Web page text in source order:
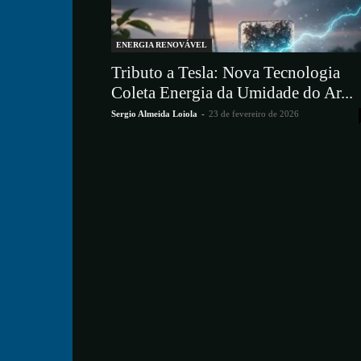
ENERGIA RENOVÁVEL
Tributo a Tesla: Nova Tecnologia
Coleta Energia da Umidade do Ar...
Sergio Almeida Loiola - 23 de fevereiro de 2026